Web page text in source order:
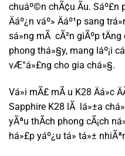
chuáº©n chÃ¢u Ãu. Sáº£n
Äáº¿n váº» Äáº¹p sang
sá»ng mÃ cÃ²n giÃºp
phong thá»§y, mang láº¡i
vÆ°á»£ng cho gia chá»§.
Vá»i mÃ£ mÃ u K28 Äá»c
Sapphire K28 lÃ lá»±a
yÃªu thÃ­ch phong cÃ¡ch
há»£p yáº¿u tá» tá»±